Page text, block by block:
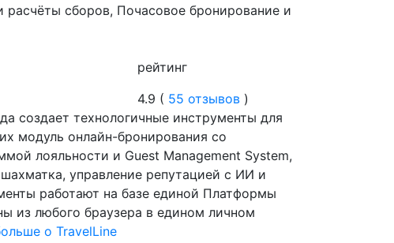
сборов, Почасовое бронирование и
рейтинг
4.9 ( 55 отзывов )
создает технологичные инструменты для
модуль онлайн-бронирования со
лояльности и Guest Management System,
управление репутацией с ИИ и
работают на базе единой Платформы
из любого браузера в едином личном
о TravelLine